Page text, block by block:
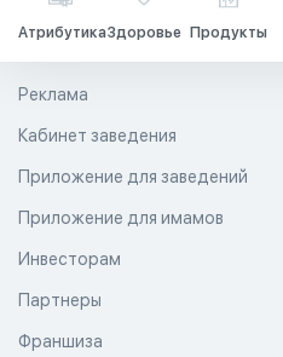
АтрибутикаЗдоровье Продукты
Реклама
Кабинет заведения
Приложение для заведений
Приложение для имамов
Инвесторам
Партнеры
Франшиза